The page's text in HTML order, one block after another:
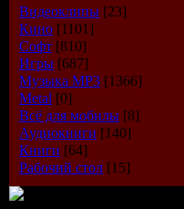
Видеоклипы [23]
Кино [1101]
Софт [810]
Игры [687]
Музыка МР3 [1366]
Metal [0]
Всё для мобилы [8]
Аудиокниги [140]
Книги [64]
Рабочий стол [15]